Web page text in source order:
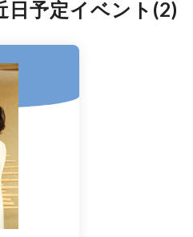
日予定イベント(2)